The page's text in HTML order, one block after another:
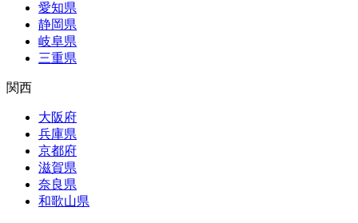
愛知県
静岡県
岐阜県
三重県
関西
大阪府
兵庫県
京都府
滋賀県
奈良県
和歌山県